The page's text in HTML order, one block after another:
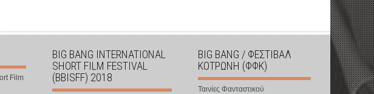
Film
BIG BANG INTERNATIONAL
SHORT FILM FESTIVAL
(BBISFF) 2018
BIG BANG / ΦΕΣΤΙΒΑΛ
ΚΟΤΡΩΝΗ (ΦΦΚ)
Ταινίες Φανταστικού